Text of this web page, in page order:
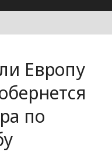
Европу
по